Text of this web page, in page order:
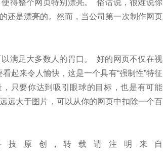
得整个网页特别漂亮。 俗话说，很难说你
还是漂亮的。然而，当公司第一次制作网页
满足大多数人的胃口。 好的网页不仅在视
起来令人愉快，这是一个具有“强制性”特征
只要你达到吸引眼球的目标，也是有可能
远大于图片，可以从你的网页中扣除一个百
技原创,转载请注明来自